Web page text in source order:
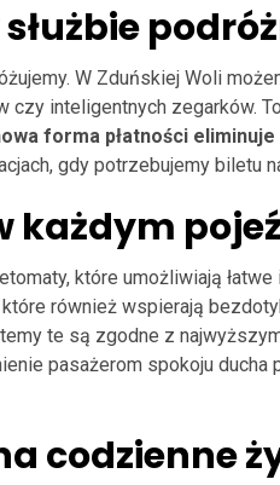
W Zduńskiej Woli
czy inteligentnych zegarków.
forma płatności
gdy potrzebujemy biletu
każdym
które umożliwiają łatwe
również wspierają
te są zgodne z
pasażerom spokoju ducha
codzienne